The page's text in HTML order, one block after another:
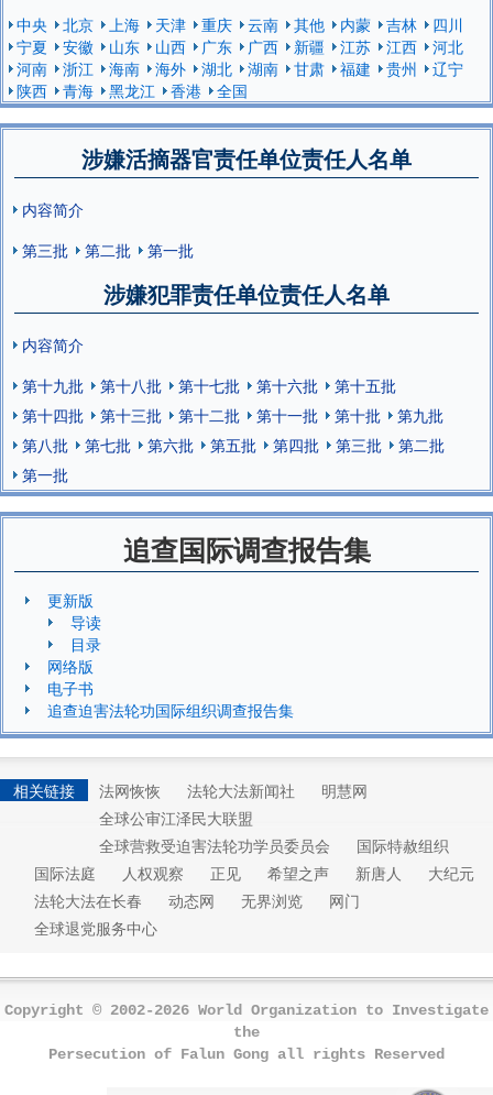
中央 北京 上海 天津 重庆 云南 其他 内蒙 吉林
四川
宁夏
安徽 山东 山西 广东 广西 新疆 江苏 江西
河北
河南
浙江 海南 海外 湖北 湖南 甘肃 福建 贵州
辽宁
陕西
青海 黑龙江 香港 全国
涉嫌活摘器官责任单位责任人名单
内容简介
第三批
第二批 第一批
涉嫌犯罪责任单位责任人名单
内容简介
第十九批
第十八批 第十七批 第十六批
第十五批
第十四批
第十三批 第十二批 第十一批 第十批
第九批
第八批
第七批 第六批 第五批 第四批 第三批
第二批
第一批
追查国际调查报告集
更新版
导读
目录
网络版
电子书
追查迫害法轮功国际组织调查报告集
相关链接 法网恢恢 法轮大法新闻社
明慧网
全球公审江泽民大联盟
全球营救受迫害法轮功学员委员会
国际特赦组织
国际法庭
人权观察 正见 希望之声 新唐人
大纪元
法轮大法在长春
动态网 无界浏览
网门
全球退党服务中心
Copyright © 2002-2026 World Organization to Investigate
the
Persecution of Falun Gong all rights Reserved